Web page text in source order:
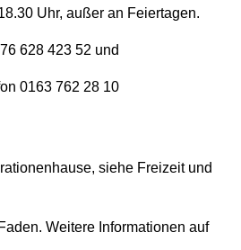
Uhr, außer an Feiertagen.
628 423 52 und
0163 762 28 10
siehe Freizeit und
Weitere Informationen auf